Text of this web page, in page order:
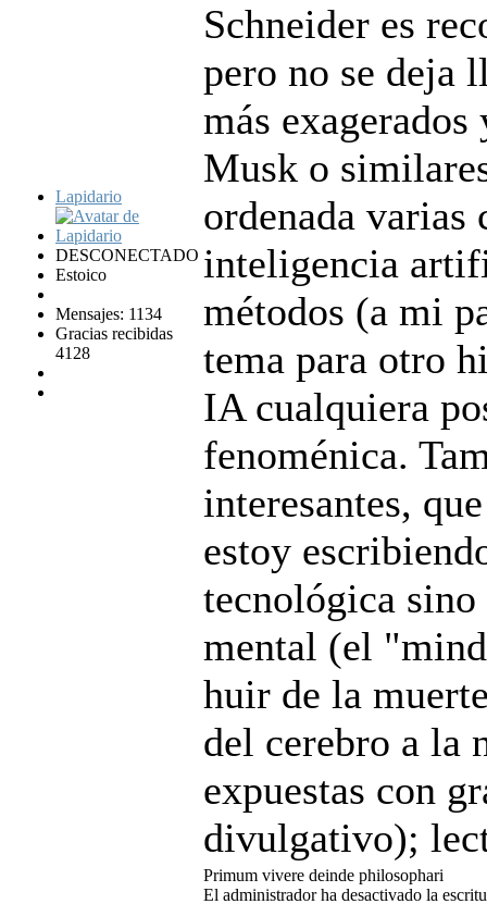
Lapidario
DESCONECTADO
Estoico
Mensajes: 1134
Gracias recibidas
4128
Schneider es
pero no se deja
más
Musk o
ordenada varias
inteligencia
métodos (a mi
tema para otro
IA cualquiera
fenoménica.
interesantes,
estoy
tecnológica
mental (el
huir de la
del cerebro a la
expuestas con
divulgativo);
Primum vivere deinde philosophari
El administrador ha desactivado la